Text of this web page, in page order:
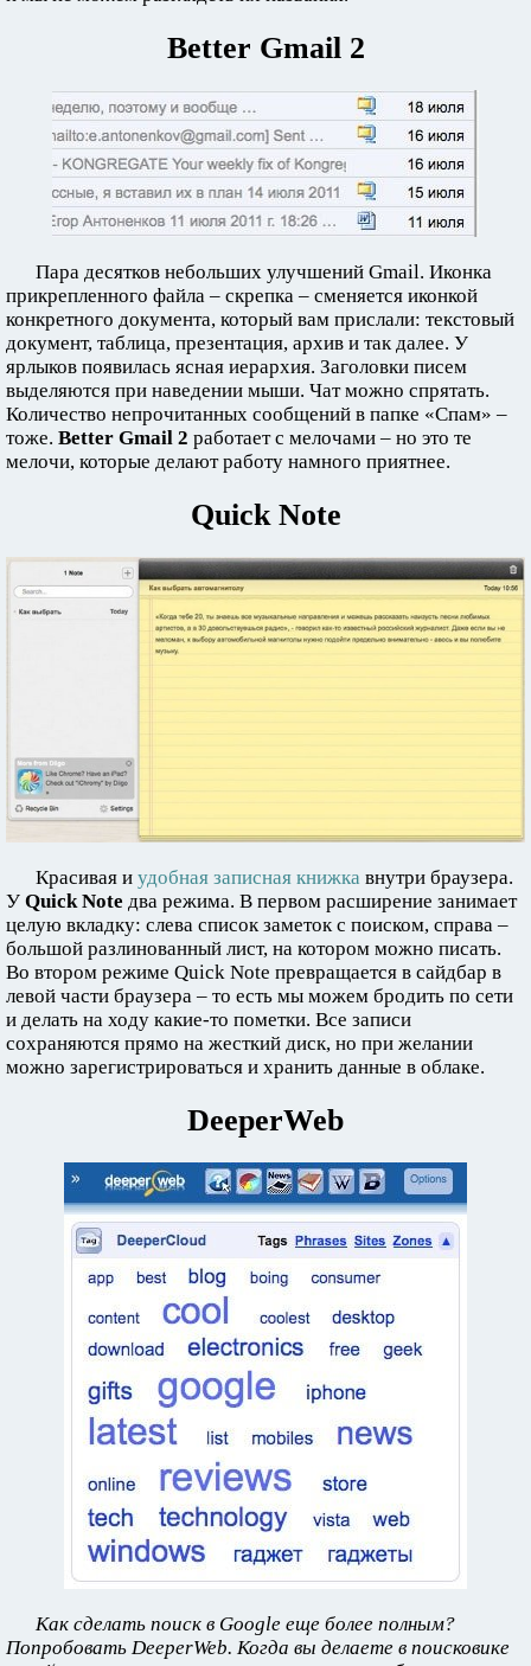
Better Gmail 2
Пара десятков небольших улучшений Gmail. Иконка
прикрепленного файла – скрепка – сменяется иконкой
конкретного документа, который вам прислали: текстовый
документ, таблица, презентация, архив и так далее. У
ярлыков появилась ясная иерархия. Заголовки писем
выделяются при наведении мыши. Чат можно спрятать.
Количество непрочитанных сообщений в папке «Спам» –
тоже. Better Gmail 2 работает с мелочами – но это те
мелочи, которые делают работу намного приятнее.
Quick Note
Красивая и удобная записная книжка внутри браузера.
У Quick Note два режима. В первом расширение занимает
целую вкладку: слева список заметок с поиском, справа –
большой разлинованный лист, на котором можно писать.
Во втором режиме Quick Note превращается в сайдбар в
левой части браузера – то есть мы можем бродить по сети
и делать на ходу какие-то пометки. Все записи
сохраняются прямо на жесткий диск, но при желании
можно зарегистрироваться и хранить данные в облаке.
DeeperWeb
Как сделать поиск в Google еще более полным?
Попробовать DeeperWeb. Когда вы делаете в поисковике